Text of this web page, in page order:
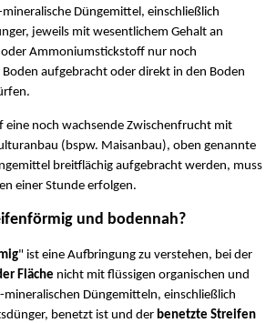
Düngemittel, einschließlich
jeweils mit wesentlichem Gehalt an
Ammoniumstickstoff nur noch
aufgebracht oder direkt in den Boden
eine noch wachsende Zwischenfrucht mit
(bspw. Maisanbau), oben genannte
breitflächig aufgebracht werden, muss
einer Stunde erfolgen.
und bodennah?
" ist eine Aufbringung zu verstehen, bei der
Fläche nicht mit flüssigen organischen und
mineralischen Düngemitteln, einschließlich
benetzt ist und der benetzte Streifen